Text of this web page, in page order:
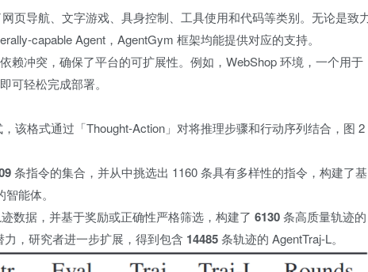
页导航、文字游戏、具身控制、工具使用和代码等类别。无论是致
capable Agent，AgentGym 框架均能提供对应的支持。
赖冲突，确保了平台的可扩展性。例如，WebShop 环境，一个用于
可轻松完成部署。
该格式通过「Thought-Action」对将推理步骤和行动序列结合，图 2
条指令的集合，并从中挑选出 1160 条具有多样性的指令，构建了基
能体。
数据，并基于奖励或正确性严格筛选，构建了 6130条高质量轨迹的
，研究者进一步扩展，得到包含 14485条轨迹的 AgentTraj-L。